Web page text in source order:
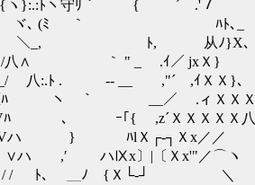
ﾘ｀ { ´ .'７ あさねこさ
ﾐ ｀ ﾊﾄ､_
ﾉ}X､ まだ500MB
∧ ｀ " _ .ｲ／ jxＸ}
. -‐ __ ,"´ ,ｲＸＸ}､ う
｀ __／ .ィＸＸＸ
ｰ｢{ ,z´ＸＸＸＸＸ八
} ﾊlＸ┌‐┐Ｘx／／
ハⅨx〕|〔Ｘx'"／⌒
/ ﾄ､ ＿ﾉ {Ｘ└‐┘ ＼